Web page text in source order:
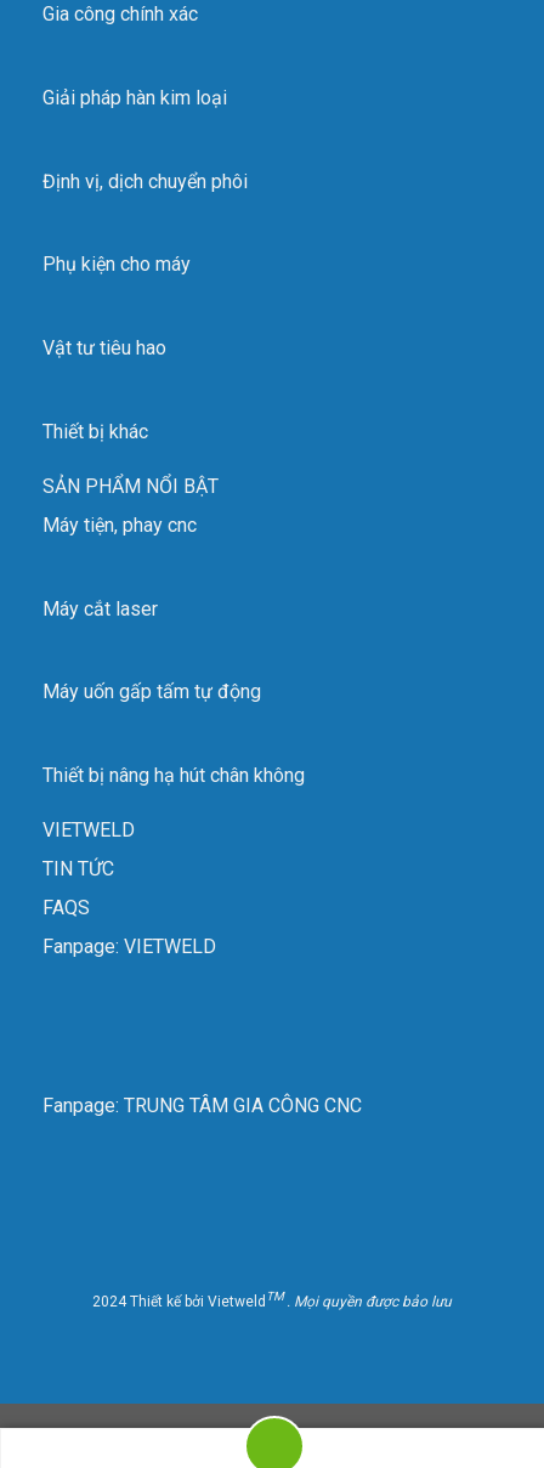
Gia công chính xác
Giải pháp hàn kim loại
Định vị, dịch chuyển phôi
Phụ kiện cho máy
Vật tư tiêu hao
Thiết bị khác
SẢN PHẨM NỔI BẬT
Máy tiện, phay cnc
Máy cắt laser
Máy uốn gấp tấm tự động
Thiết bị nâng hạ hút chân không
VIETWELD
TIN TỨC
FAQS
Fanpage: VIETWELD
Fanpage: TRUNG TÂM GIA CÔNG CNC
2024 Thiết kế bởi Vietweld TM. Mọi quyền được bảo lưu